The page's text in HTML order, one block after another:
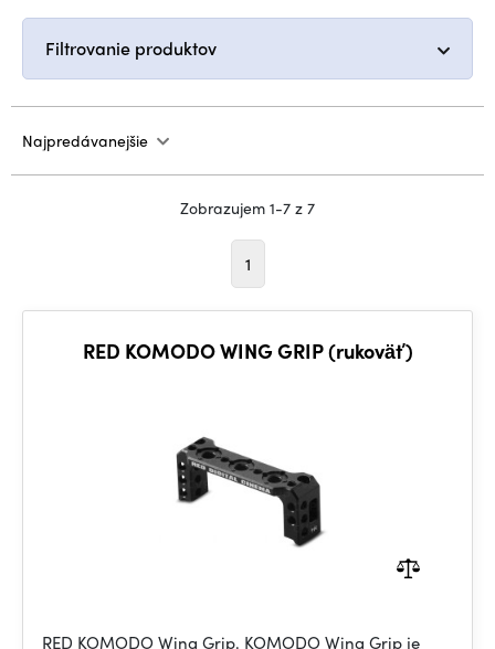
Filtrovanie produktov
Najpredávanejšie
Zobrazujem 1-7 z 7
1
RED KOMODO WING GRIP (rukoväť)
RED KOMODO Wing Grip. KOMODO Wing Grip je